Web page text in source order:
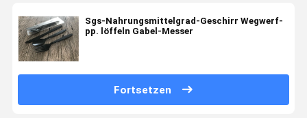
Sgs-Nahrungsmittelgrad-Geschirr Wegwerf-
pp. löffeln Gabel-Messer
Fortsetzen